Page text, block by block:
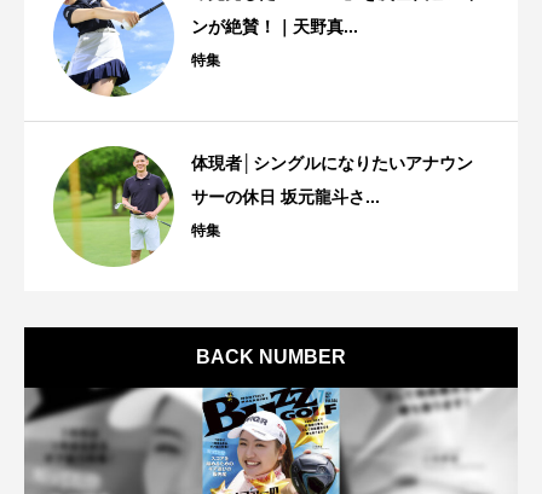
ンが絶賛！｜天野真...
特集
体現者│シングルになりたいアナウン
サーの休日 坂元龍斗さ...
特集
BACK NUMBER